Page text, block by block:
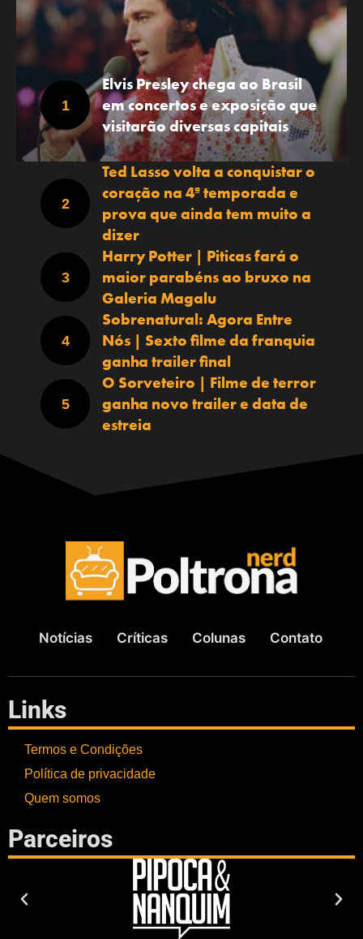
Elvis Presley chega ao Brasil
em concertos e exposição que
visitarão diversas capitais
Ted Lasso volta a conquistar o
coração na 4ª temporada e
prova que ainda tem muito a
dizer
Harry Potter | Piticas fará o
maior parabéns ao bruxo na
Galeria Magalu
Sobrenatural: Agora Entre
Nós | Sexto filme da franquia
ganha trailer final
O Sorveteiro | Filme de terror
ganha novo trailer e data de
estreia
Notícias Críticas Colunas Contato
Links
Termos e Condições
Política de privacidade
Quem somos
Parceiros